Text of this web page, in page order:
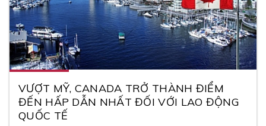
VƯỢT MỸ, CANADA TRỞ THÀNH ĐIỂM
ĐẾN HẤP DẪN NHẤT ĐỐI VỚI LAO ĐỘNG
QUỐC TẾ